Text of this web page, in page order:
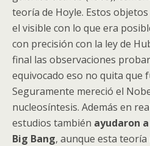
teoría de Hoyle. Estos
el visible con lo que era
con precisión con la ley de
final las observaciones
equivocado eso no quita que
Seguramente mereció el
nucleosíntesis. Además en
estudios también ayudaron
Big Bang, aunque esta